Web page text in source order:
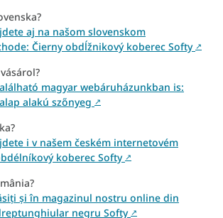
aj na našom slovenskom
Čierny obdĺžnikový koberec Softy ↗
magyar webáruházunkban is:
alakú szőnyeg ↗
i v našem českém internetovém
koberec Softy ↗
și în magazinul nostru online din
negru Softy ↗